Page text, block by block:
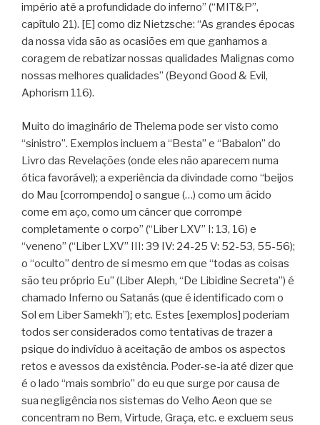
império até a profundidade do inferno” (“MIT&P”,
capítulo 21). [E] como diz Nietzsche: “As grandes épocas
da nossa vida são as ocasiões em que ganhamos a
coragem de rebatizar nossas qualidades Malignas como
nossas melhores qualidades” (Beyond Good & Evil,
Aphorism 116).
Muito do imaginário de Thelema pode ser visto como
“sinistro”. Exemplos incluem a “Besta” e “Babalon” do
Livro das Revelações (onde eles não aparecem numa
ótica favorável); a experiência da divindade como “beijos
do Mau [corrompendo] o sangue (…) como um ácido
come em aço, como um câncer que corrompe
completamente o corpo” (“Liber LXV” I: 13, 16) e
“veneno” (“Liber LXV” III: 39 IV: 24-25 V: 52-53, 55-56);
o “oculto” dentro de si mesmo em que “todas as coisas
são teu próprio Eu” (Liber Aleph, “De Libidine Secreta”) é
chamado Inferno ou Satanás (que é identificado com o
Sol em Liber Samekh”); etc. Estes [exemplos] poderiam
todos ser considerados como tentativas de trazer a
psique do indivíduo à aceitação de ambos os aspectos
retos e avessos da existência. Poder-se-ia até dizer que
é o lado “mais sombrio” do eu que surge por causa de
sua negligência nos sistemas do Velho Aeon que se
concentram no Bem, Virtude, Graça, etc. e excluem seus